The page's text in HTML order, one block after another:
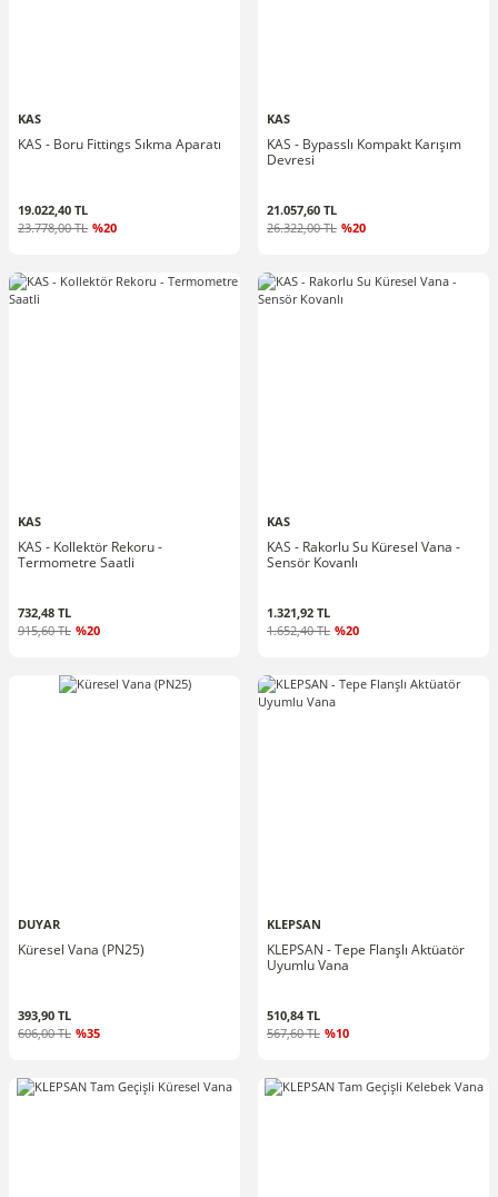
KAS
KAS - Boru Fittings Sıkma Aparatı
19.022,40 TL
23.778,00 TL %20
KAS
KAS - Bypasslı Kompakt Karışım
Devresi
21.057,60 TL
26.322,00 TL %20
KAS
KAS - Kollektör Rekoru -
Termometre Saatli
732,48 TL
915,60 TL %20
KAS
KAS - Rakorlu Su Küresel Vana -
Sensör Kovanlı
1.321,92 TL
1.652,40 TL %20
DUYAR
Küresel Vana (PN25)
393,90 TL
606,00 TL %35
KLEPSAN
KLEPSAN - Tepe Flanşlı Aktüatör
Uyumlu Vana
510,84 TL
567,60 TL %10